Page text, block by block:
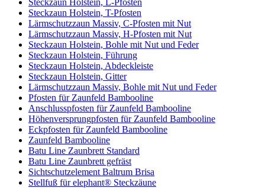
Steckzaun Holstein, L-Pfosten
Steckzaun Holstein, T-Pfosten
Lärmschutzzaun Massiv, C-Pfosten mit Nut
Lärmschutzzaun Massiv, H-Pfosten mit Nut
Steckzaun Holstein, Bohle mit Nut und Feder
Steckzaun Holstein, Führung
Steckzaun Holstein, Abdeckleiste
Steckzaun Holstein, Gitter
Lärmschutzzaun Massiv, Bohle mit Nut und Feder
Pfosten für Zaunfeld Bambooline
Anschlusspfosten für Zaunfeld Bambooline
Höhenversprungpfosten für Zaunfeld Bambooline
Eckpfosten für Zaunfeld Bambooline
Zaunfeld Bambooline
Batu Line Zaunbrett Standard
Batu Line Zaunbrett gefräst
Sichtschutzelement Baltrum Brisa
Stellfuß für elephant® Steckzäune